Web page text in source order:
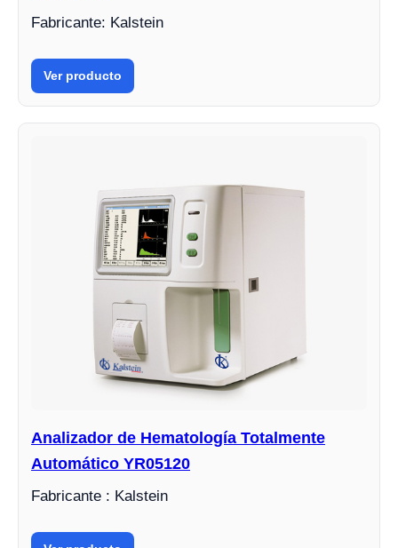
Fabricante: Kalstein
Ver producto
Analizador de Hematología Totalmente
Automático YR05120
Fabricante : Kalstein